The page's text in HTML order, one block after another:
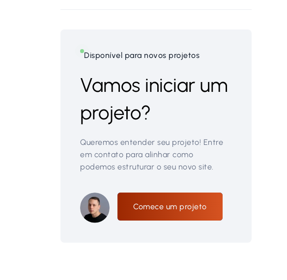
Disponível para novos projetos
Vamos iniciar um
projeto?
Queremos entender seu projeto! Entre
em contato para alinhar como
podemos estruturar o seu novo site.
Comece um projeto